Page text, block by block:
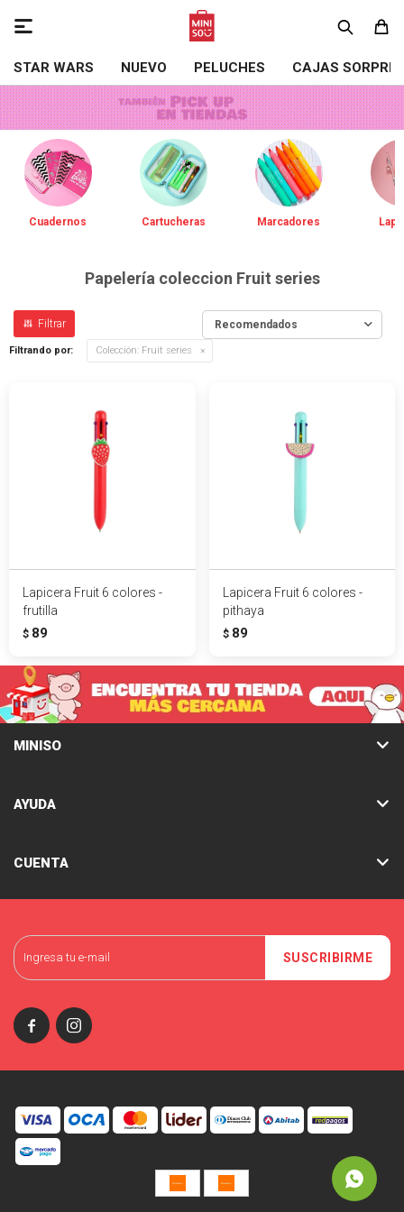
STAR WARS NUEVO PELUCHES CAJAS

Cuadernos Cartucheras Marcadores
Papelería coleccion Fruit series
Recomendados
Filtrando por: Colección: Fruit series
Lapicera Fruit 6 colores -
frutilla
$ 89
Lapicera Fruit 6 colores -
pithaya
$ 89
SUSCRIBIRME
 
MINISO
AYUDA
CUENTA